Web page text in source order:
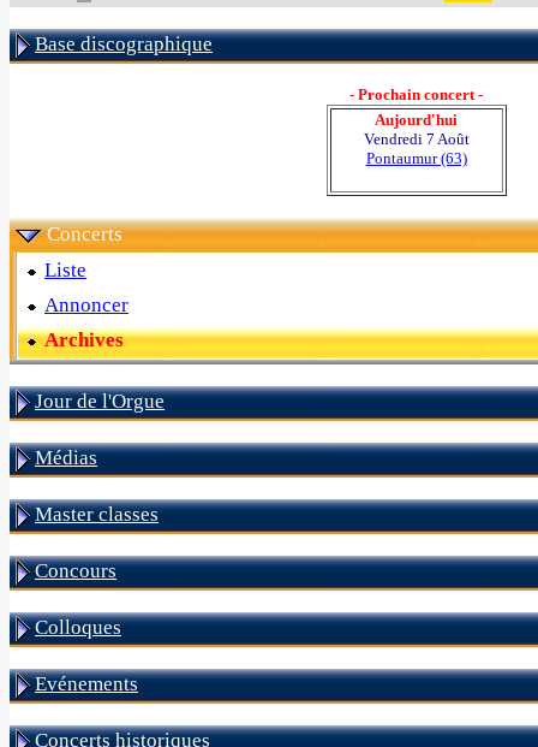
Base discographique
- Prochain concert -
Aujourd'hui
Vendredi 7 Août
Pontaumur (63)
Concerts
Liste
Annoncer
Archives
Jour de l'Orgue
Médias
Master classes
Concours
Colloques
Evénements
Concerts historiques